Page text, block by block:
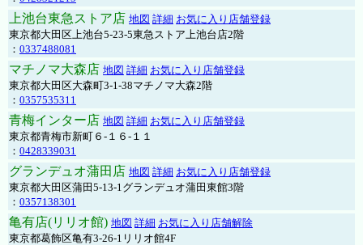
上池台東急ストア店 地図 詳細 お気に入り店舗登録
東京都大田区上池台5-23-5東急ストア上池台店2階
： 0337488081
マチノマ大森店 地図 詳細 お気に入り店舗登録
東京都大田区大森町3-1-38マチノマ大森2階
： 0357535311
青梅インター店 地図 詳細 お気に入り店舗登録
東京都青梅市新町６-１６-１１
： 0428339031
グランデュオ蒲田店 地図 詳細 お気に入り店舗登録
東京都大田区蒲田5-13-1グランデュオ蒲田東館3階
： 0357138301
亀有店(リリオ館) 地図 詳細 お気に入り店舗解除
東京都葛飾区亀有3-26-1リリオ館4F